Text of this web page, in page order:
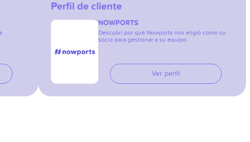
Perfil de cliente
NOWPORTS
Descubrí por qué Nowports nos eligió como su
socio para gestionar a su equipo.
Ver perfil